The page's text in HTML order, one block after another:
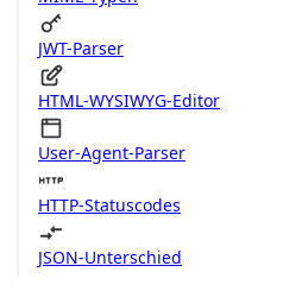
JWT-Parser
HTML-WYSIWYG-Editor
User-Agent-Parser
HTTP-Statuscodes
JSON-Unterschied